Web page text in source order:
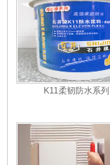
K11柔韧防水系列